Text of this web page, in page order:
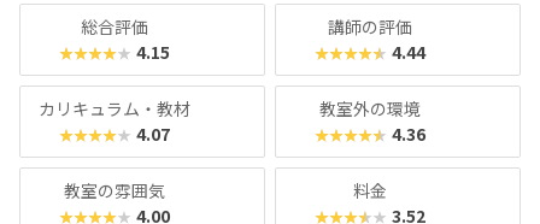
京大学の伊藤謝恩ホールで行われるというから驚き。プログ
ラミングスキルはもちろん、企画書を書いたり、プレゼンを
したりといったスキルもつけることができます。母体は大人
向けのパソコンスクールなので、「ついでに自分もスキルア
ップしてみようかな？」なんてこともできちゃいますよ！
総合評価
★★★★★ 4.15
講師の評価
★★★★★ 4.44
カリキュラム・教材
★★★★★ 4.07
教室外の環境
★★★★★ 4.36
教室の雰囲気
★★★★★ 4.00
料金
★★★★★ 3.52